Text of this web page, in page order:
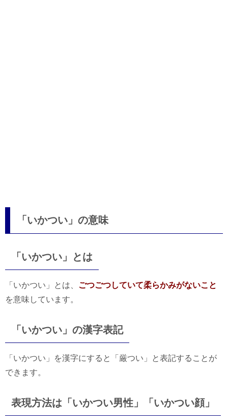
「いかつい」の意味
「いかつい」とは
「いかつい」とは、 ごつごつしていて柔らかみがないこと
を意味しています。
「いかつい」の漢字表記
「いかつい」を漢字にすると「厳つい」と表記することが
できます。
表現方法は「いかつい男性」「いかつい顔」